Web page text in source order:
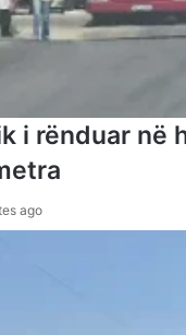
i rënduar në
ago